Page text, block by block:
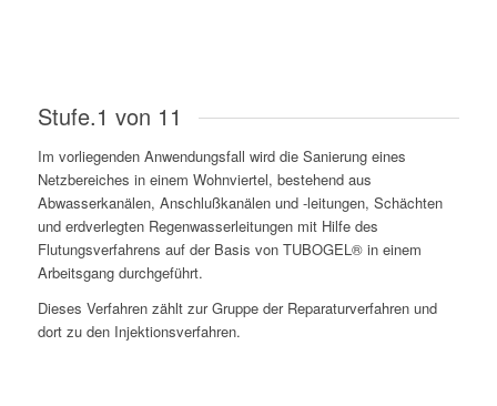
Stufe.1 von 11
Im vorliegenden Anwendungsfall wird die Sanierung eines
Netzbereiches in einem Wohnviertel, bestehend aus
Abwasserkanälen, Anschlußkanälen und -leitungen, Schächten
und erdverlegten Regenwasserleitungen mit Hilfe des
Flutungsverfahrens auf der Basis von TUBOGEL® in einem
Arbeitsgang durchgeführt.
Dieses Verfahren zählt zur Gruppe der Reparaturverfahren und
dort zu den Injektionsverfahren.